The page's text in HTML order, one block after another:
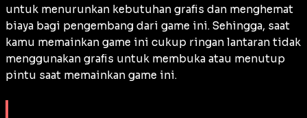
untuk menurunkan kebutuhan grafis dan menghemat
biaya bagi pengembang dari game ini. Sehingga, saat
kamu memainkan game ini cukup ringan lantaran tidak
menggunakan grafis untuk membuka atau menutup
pintu saat memainkan game ini.